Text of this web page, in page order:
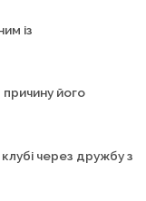
із
його
через дружбу з